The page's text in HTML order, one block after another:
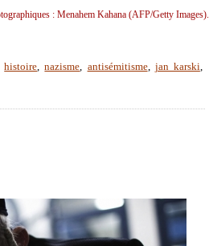
: Menahem Kahana (AFP/Getty Images).
histoire,nazisme, antisémitisme, jan karski,